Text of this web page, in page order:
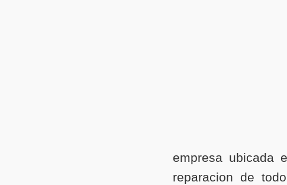
empresa ubicada
reparacion de